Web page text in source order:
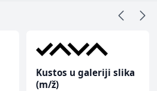
Kustos u galeriji slika
(m/ž)